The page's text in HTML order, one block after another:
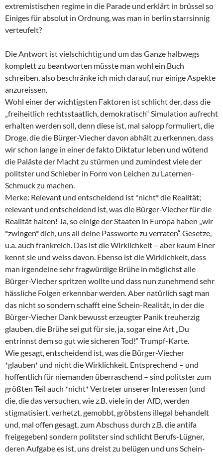
extremistischen regime in die Parade und erklärt in brüssel so
Einiges für absolut in Ordnung, was man in berlin starrsinnig
verteufelt?
Die Antwort ist vielschichtig und um das Ganze halbwegs
komplett zu beantworten müsste man wohl ein Buch
schreiben, also beschränke ich mich darauf, nur einige Aspekte
anzureissen.
Wohl einer der wichtigsten Faktoren ist schlicht der, dass die
„freiheitlich rechtsstaatlich, demokratisch“ Simulation aufrecht
erhalten werden soll, denn diese ist, mal salopp formuliert, die
Droge, die die Bürger-Viecher davon abhält zu erkennen, dass
wir schon lange in einer de fakto Diktatur leben und wütend
die Paläste der Macht zu stürmen und zumindest viele der
politster und Schieber in Form von Leichen zu Laternen-
Schmuck zu machen.
Merke: Relevant und entscheidend ist *nicht* die Realität;
relevant und entscheidend ist, was die Bürger-Viecher für die
Realität halten! Ja, so einige der Staaten in Europa haben „wir
*zwingen* dich, uns all deine Passworte zu verraten“ Gesetze,
u.a. auch frankreich. Das ist die Wirklichkeit – aber kaum Einer
kennt sie und weiss davon. Ebenso ist die Wirklichkeit, dass
man irgendeine sehr fragwürdige Brühe in möglichst alle
Bürger-Viecher spritzen wollte und dass nun zunehmend sehr
hässliche Folgen erkennbar werden. Aber natürlich sagt man
das nicht so sondern schafft eine Schein-Realität, in der die
Bürger-Viecher Dank bewusst erzeugter Panik treuherzig
glauben, die Brühe sei gut für sie, ja, sogar eine Art „Du
entrinnst dem so gut wie sicheren Tod!“ Trumpf-Karte.
Wie gesagt, entscheidend ist, was die Bürger-Viecher
*glauben* und nicht die Wirklichkeit. Entsprechend – und
hoffentlich für niemanden überraschend – sind politster zum
größten Teil auch *nicht* Vertreter unserer Interessen (und
die, die das versuchen, wie z.B. viele in der AfD, werden
stigmatisiert, verhetzt, gemobbt, gröbstens illegal behandelt
und, mal offen gesagt, zum Abschuss durch z.B. die antifa
freigegeben) sondern politster sind schlicht Berufs-Lügner,
deren Aufgabe es ist, uns dreist zu belügen und uns Schein-